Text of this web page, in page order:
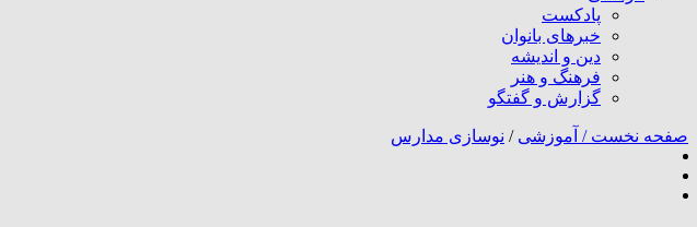
پادکست
خبرهای بانوان
دین و اندیشه
فرهنگ و هنر
گزارش و گفتگو
صفحه نخست / آموزشی / نوسازی مدارس